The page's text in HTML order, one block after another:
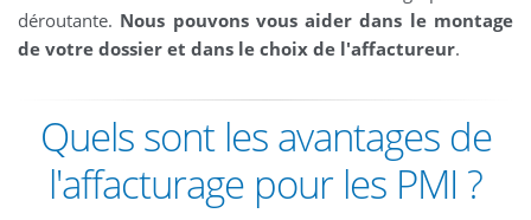
déroutante. Nous pouvons vous aider dans le montage
de votre dossier et dans le choix de l'affactureur.
Quels sont les avantages de
l'affacturage pour les PMI ?